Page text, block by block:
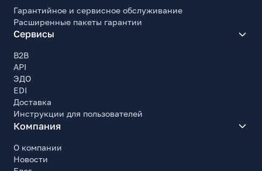
Высота, мм
422
Глубина, мм
355
Вес, кг
3.6
Комплект поставки
Корпус, вентиляторы, винты для крепления
Гарантийное и сервисное обслуживание
Расширенные пакеты гарантии
Сервисы
B2B
API
ЭДО
EDI
Доставка
Инструкции для пользователей
Компания
О компании
Новости